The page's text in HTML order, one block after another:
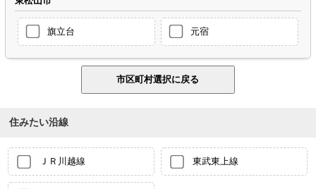
旗立台 元宿
住みたい沿線
ＪＲ川越線 東武東上線